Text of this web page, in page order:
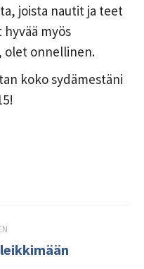
joista nautit ja teet
myös
olet onnellinen.
koko sydämestäni